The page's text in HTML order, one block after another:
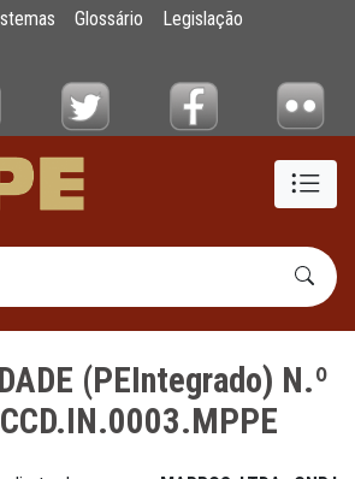
(PEIntegrado) N.º
Glossário
Legislação
(PEIntegrado) N.º